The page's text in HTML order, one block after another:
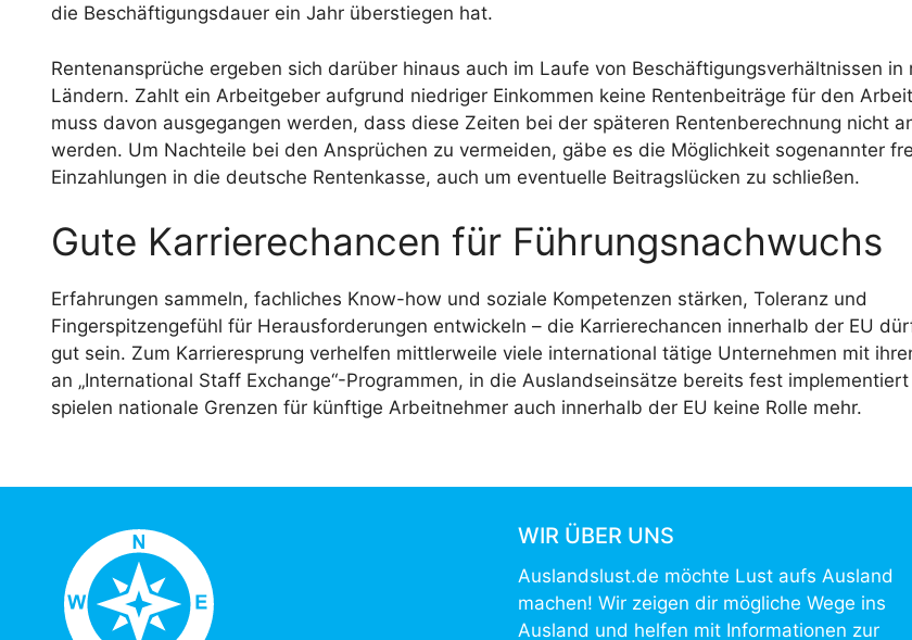
die Beschäftigungsdauer ein Jahr überstiegen hat.
Rentenansprüche ergeben sich darüber hinaus auch im Laufe von Beschäftigungsverhältnissen in
Ländern. Zahlt ein Arbeitgeber aufgrund niedriger Einkommen keine Rentenbeiträge für den
muss davon ausgegangen werden, dass diese Zeiten bei der späteren Rentenberechnung nicht
werden. Um Nachteile bei den Ansprüchen zu vermeiden, gäbe es die Möglichkeit sogenannter
Einzahlungen in die deutsche Rentenkasse, auch um eventuelle Beitragslücken zu schließen.
Gute Karrierechancen für Führungsnachwuchs
Erfahrungen sammeln, fachliches Know-how und soziale Kompetenzen stärken, Toleranz und
Fingerspitzengefühl für Herausforderungen entwickeln – die Karrierechancen innerhalb der EU
gut sein. Zum Karrieresprung verhelfen mittlerweile viele international tätige Unternehmen mit
an „International Staff Exchange“-Programmen, in die Auslandseinsätze bereits fest
spielen nationale Grenzen für künftige Arbeitnehmer auch innerhalb der EU keine Rolle mehr.
WIR ÜBER UNS
Auslandslust.de möchte Lust aufs Ausland
machen! Wir zeigen dir mögliche Wege ins
Ausland und helfen mit Informationen zur